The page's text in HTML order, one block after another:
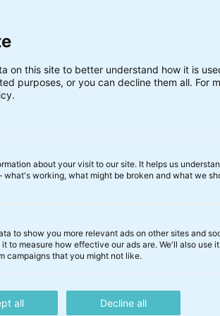
0,00
0,00
25.000.
on this site to better understand how it is
purposes, or you can decline them all. For
about your visit to our site. It helps us
what's working, what might be broken and what we
to show you more relevant ads on other sites and
it to measure how effective our ads are. We'll also use
campaigns that you might not like.
all Decline all